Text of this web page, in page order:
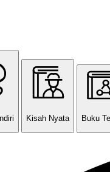
Kisah Nyata Buku